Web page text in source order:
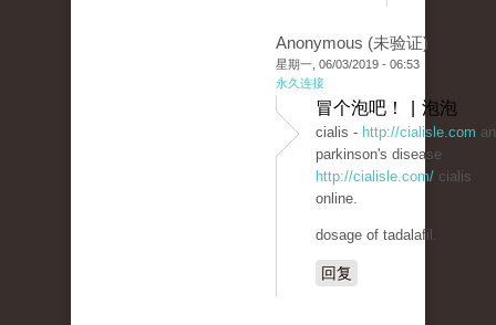
Anonymous (未验证)
星期一, 06/03/2019 - 06:53
永久连接
冒个泡吧！ | 泡泡
cialis - http://cialisle.com
parkinson's disease
http://cialisle.com/ cialis
online.
dosage of tadalafil.
回复